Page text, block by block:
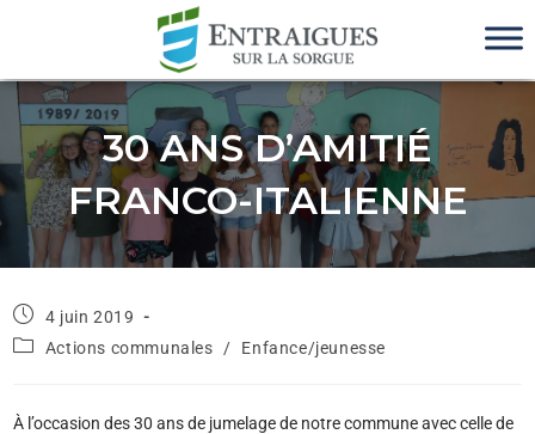
30 ANS D’AMITIÉ
FRANCO-ITALIENNE
4 juin 2019
Actions communales
/ Enfance/jeunesse
À l’occasion des 30 ans de jumelage de notre commune avec celle de